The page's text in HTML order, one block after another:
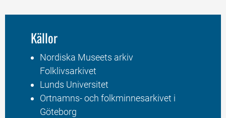
Källor
Nordiska Museets arkiv
Folklivsarkivet
Lunds Universitet
Ortnamns- och folkminnesarkivet i
Göteborg